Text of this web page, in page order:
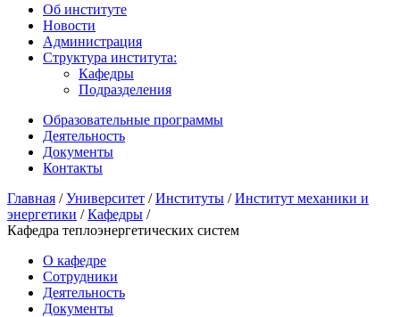
Об институте
Новости
Администрация
Структура института:
Кафедры
Подразделения
Образовательные программы
Деятельность
Документы
Контакты
Главная /Университет /Институты /Институт механики и
энергетики /Кафедры /
Кафедра теплоэнергетических систем
О кафедре
Сотрудники
Деятельность
Документы